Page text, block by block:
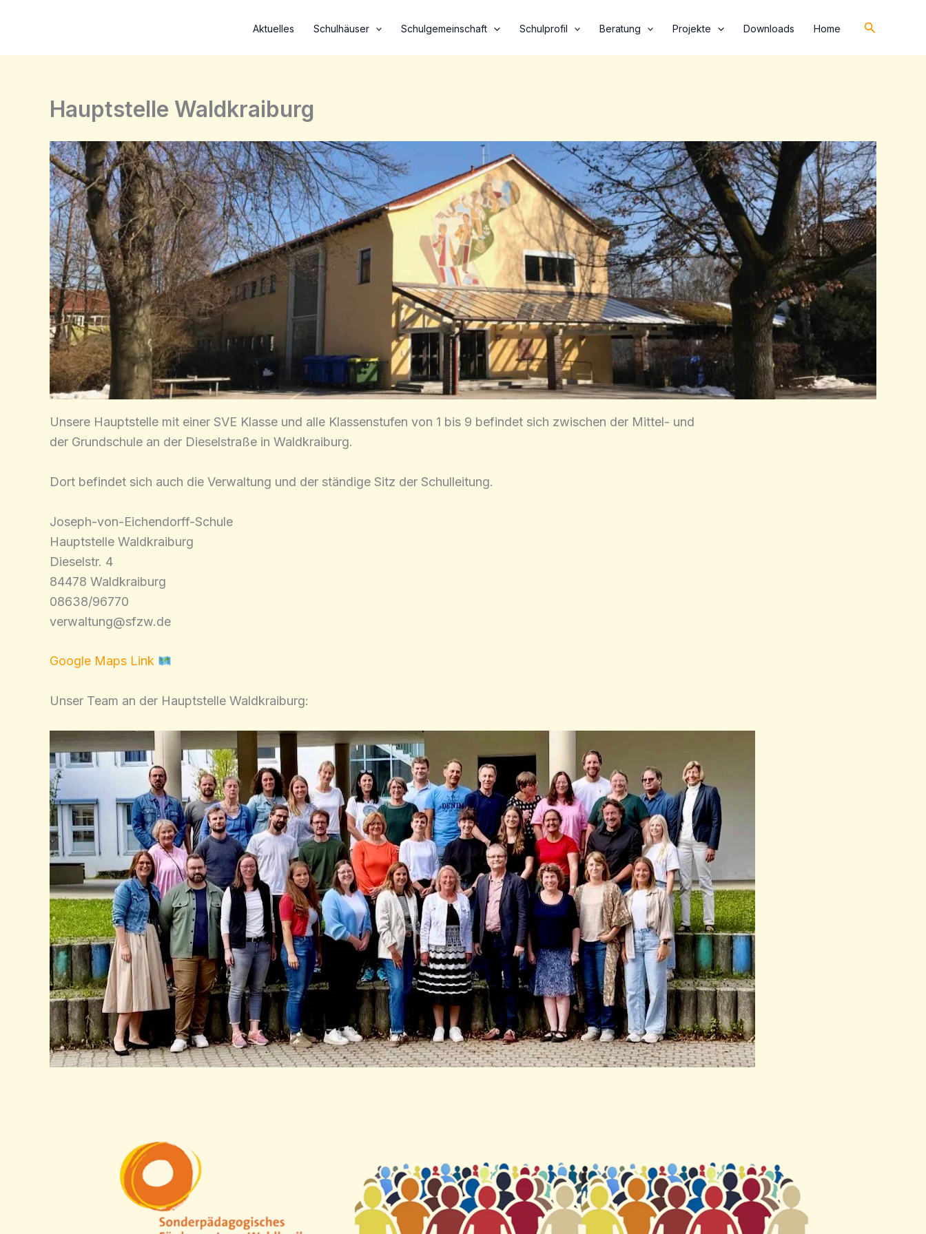
Aktuelles Schulhäuser Schulgemeinschaft Schulprofil Beratung Projekte Downloads Home Suchen
Hauptstelle Waldkraiburg
Unsere Hauptstelle mit einer SVE Klasse und alle Klassenstufen von 1 bis 9 befindet sich zwischen der Mittel- und
der Grundschule an der Dieselstraße in Waldkraiburg.
Dort befindet sich auch die Verwaltung und der ständige Sitz der Schulleitung.
Joseph-von-Eichendorff-Schule
Hauptstelle Waldkraiburg
Dieselstr. 4
84478 Waldkraiburg
08638/96770
verwaltung@sfzw.de
Google Maps Link
Unser Team an der Hauptstelle Waldkraiburg: